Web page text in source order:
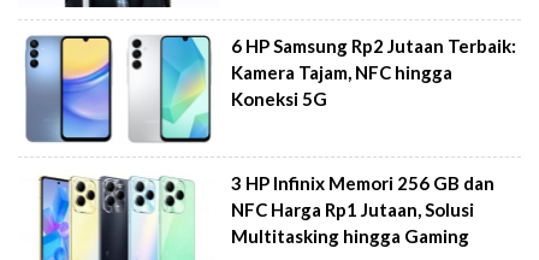
6 HP Samsung Rp2 Jutaan Terbaik:
Kamera Tajam, NFC hingga
Koneksi 5G
3 HP Infinix Memori 256 GB dan
NFC Harga Rp1 Jutaan, Solusi
Multitasking hingga Gaming